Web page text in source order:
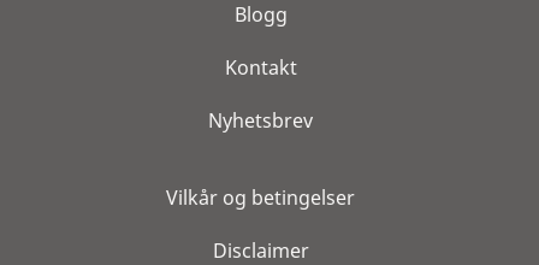
Blogg
Kontakt
Nyhetsbrev
Vilkår og betingelser
Disclaimer